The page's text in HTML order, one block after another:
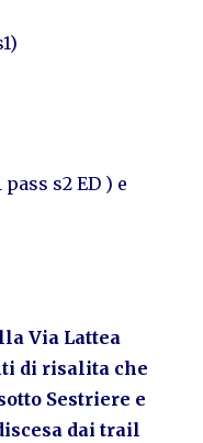
s2 ED ) e
Via Lattea
di risalita che
Sestriere e
dai trail